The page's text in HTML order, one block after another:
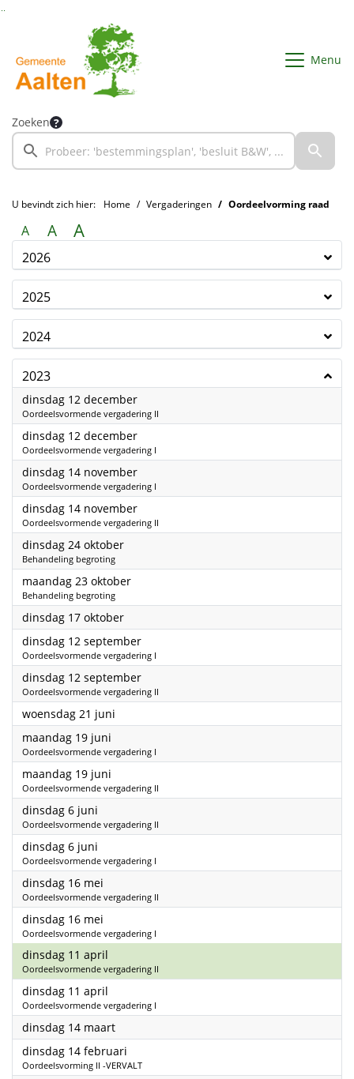
Menu
Zoeken
U bevindt zich hier: Home Vergaderingen Oordeelvorming raad
A A A
2026
2025
2024
2023
dinsdag 12 december2023
Oordeelsvormende vergadering II
dinsdag 12 december2023
Oordeelsvormende vergadering I
dinsdag 14 november2023
Oordeelsvormende vergadering I
dinsdag 14 november2023
Oordeelsvormende vergadering II
dinsdag 24 oktober2023
Behandeling begroting
maandag 23 oktober2023
Behandeling begroting
dinsdag 17 oktober2023
dinsdag 12 september2023
Oordeelsvormende vergadering I
dinsdag 12 september2023
Oordeelsvormende vergadering II
woensdag 21 juni
maandag 19 juni
Oordeelsvormende vergadering I
maandag 19 juni
Oordeelsvormende vergadering II
dinsdag 6 juni
Oordeelsvormende vergadering II
dinsdag 6 juni
Oordeelsvormende vergadering I
dinsdag 16 mei
Oordeelsvormende vergadering II
dinsdag 16 mei
Oordeelsvormende vergadering I
dinsdag 11 april
Oordeelsvormende vergadering II
dinsdag 11 april
Oordeelsvormende vergadering I
dinsdag 14 maart2023
dinsdag 14 februari
Oordeelsvorming II -VERVALT